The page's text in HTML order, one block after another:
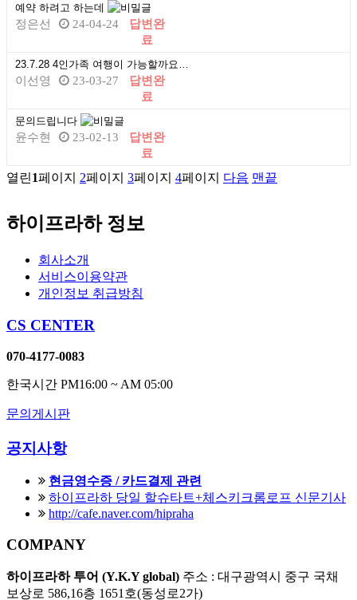
예약 하려고 하는데
정은선 24-04-24
답변완
료
23.7.28 4인가족 여행이 가능할까요?-답변이 급해요~ㅠㅠ
이선영 23-03-27
답변완
료
문의드립니다
윤수현 23-02-13
답변완
료
열린1페이지 2페이지 3페이지 4페이지 다음 맨끝
하이프라하 정보
회사소개
서비스이용약관
개인정보 취급방침
CS CENTER
070-4177-0083
한국시간 PM16:00 ~ AM 05:00
문의게시판
공지사항
현금영수증 / 카드결제 관련
하이프라하 당일 할슈타트+체스키크롬로프 신문기사
http://cafe.naver.com/hipraha
COMPANY
하이프라하 투어 (Y.K.Y global) 주소 : 대구광역시 중구 국채
보상로 586,16층 1651호(동성로2가)